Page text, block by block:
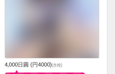
4,000日圓 (円4000)(含稅)